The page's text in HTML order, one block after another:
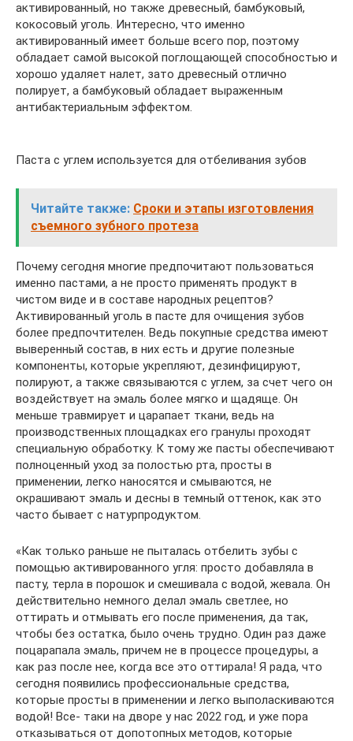
активированный, но также древесный, бамбуковый,
кокосовый уголь. Интересно, что именно
активированный имеет больше всего пор, поэтому
обладает самой высокой поглощающей способностью и
хорошо удаляет налет, зато древесный отлично
полирует, а бамбуковый обладает выраженным
антибактериальным эффектом.
Паста с углем используется для отбеливания зубов
Читайте также: Сроки и этапы изготовления
съемного зубного протеза
Почему сегодня многие предпочитают пользоваться
именно пастами, а не просто применять продукт в
чистом виде и в составе народных рецептов?
Активированный уголь в пасте для очищения зубов
более предпочтителен. Ведь покупные средства имеют
выверенный состав, в них есть и другие полезные
компоненты, которые укрепляют, дезинфицируют,
полируют, а также связываются с углем, за счет чего он
воздействует на эмаль более мягко и щадяще. Он
меньше травмирует и царапает ткани, ведь на
производственных площадках его гранулы проходят
специальную обработку. К тому же пасты обеспечивают
полноценный уход за полостью рта, просты в
применении, легко наносятся и смываются, не
окрашивают эмаль и десны в темный оттенок, как это
часто бывает с натурпродуктом.
«Как только раньше не пыталась отбелить зубы с
помощью активированного угля: просто добавляла в
пасту, терла в порошок и смешивала с водой, жевала. Он
действительно немного делал эмаль светлее, но
оттирать и отмывать его после применения, да так,
чтобы без остатка, было очень трудно. Один раз даже
поцарапала эмаль, причем не в процессе процедуры, а
как раз после нее, когда все это оттирала! Я рада, что
сегодня появились профессиональные средства,
которые просты в применении и легко выполаскиваются
водой! Все- таки на дворе у нас 2022 год, и уже пора
отказываться от допотопных методов, которые